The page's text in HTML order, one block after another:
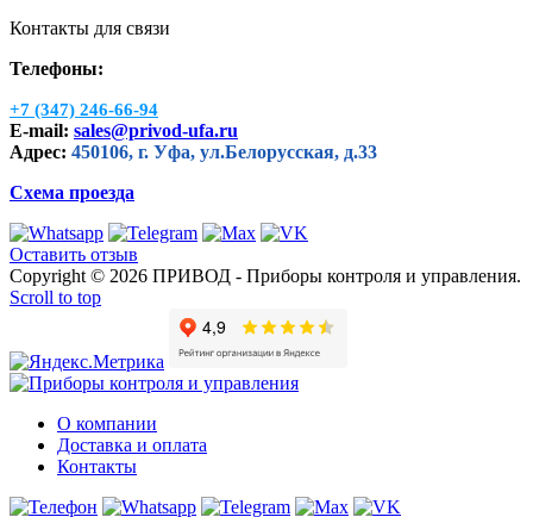
Контакты для связи
Телефоны:
+7 (347) 246-66-94
E-mail: sales@privod-ufa.ru
Адрес: 450106, г. Уфа, ул.Белорусская, д.33
Схема проезда
Оставить отзыв
Copyright © 2026 ПРИВОД - Приборы контроля и управления.
Scroll to top
О компании
Доставка и оплата
Контакты